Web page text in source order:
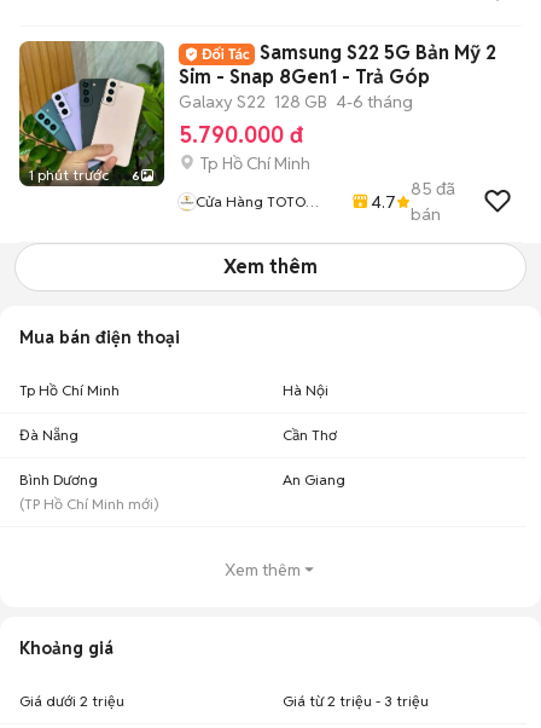
1 phút trước 6
Samsung S22 5G Bản Mỹ 2
Sim - Snap 8Gen1 - Trả Góp
Galaxy S22 128 GB 4-6 tháng
5.790.000 đ
Tp Hồ Chí Minh
Cửa Hàng TOTO
4.7
85 đã
bán
Xem thêm
Mua bán điện thoại
Tp Hồ Chí Minh Hà Nội
Đà Nẵng Cần Thơ
Bình Dương
(TP Hồ Chí Minh mới)
An Giang
Xem thêm
Khoảng giá
Giá dưới 2 triệu Giá từ 2 triệu - 3 triệu